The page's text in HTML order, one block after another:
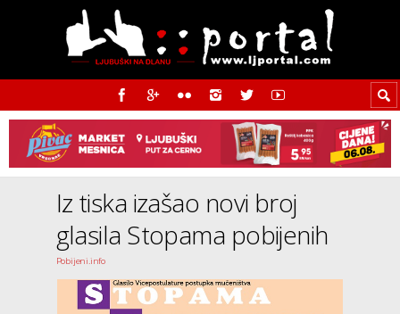
Iz tiska izašao novi broj
glasila Stopama pobijenih
Pobijeni.info